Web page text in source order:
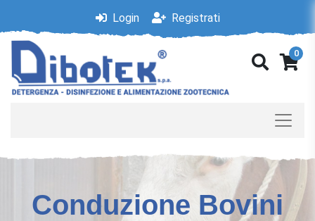
Login Registrati
0
Conduzione Bovini